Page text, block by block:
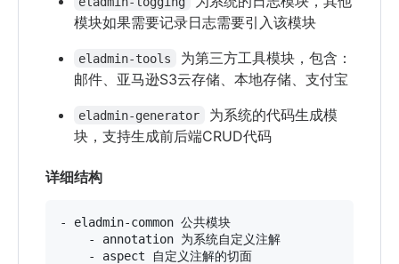
模块如果需要记录日志需要引入该模块
eladmin-tools
为第三方工具模块，包含：
邮件、亚马逊S3云存储、本地存储、支付宝
eladmin-generator
为系统的代码生成模
块，支持生成前后端CRUD代码
详细结构
- eladmin-common 公共模块
    - annotation 为系统自定义注解
    - aspect 自定义注解的切面